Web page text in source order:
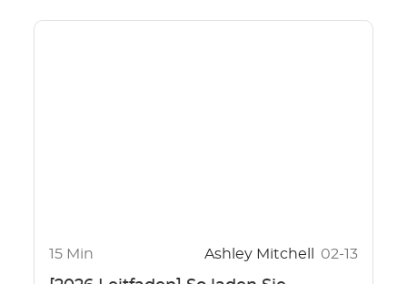
15 Min Ashley Mitchell 02-13